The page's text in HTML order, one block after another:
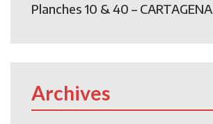
Planches 10 & 40 – CARTAGENA
Archives